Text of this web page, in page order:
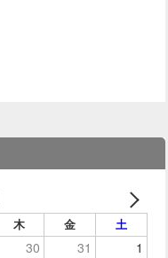
木 金 土
30 31 1